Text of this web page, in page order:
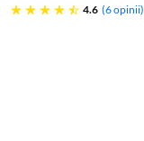
4.6
4.6 gwiazdek 6 opinii